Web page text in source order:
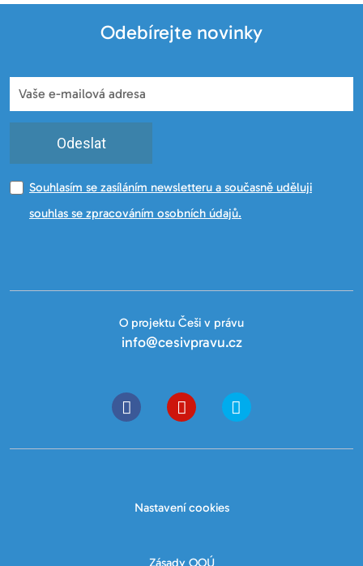
Odebírejte novinky
Odeslat
Souhlasím se zasíláním newsletteru a současně uděluji
souhlas se zpracováním osobních údajů.
O projektu Češi v právu
info@cesivpravu.cz
Nastavení cookies
Zásady OOÚ